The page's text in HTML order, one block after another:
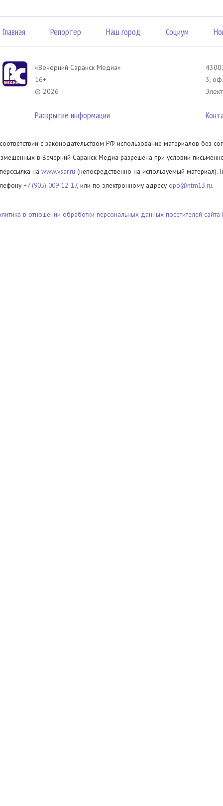
Главная Репортер Наш город Социум
«Вечерний Саранск Mедиа»
16+
© 2026
Раскрытие информации
3,
с законодательством РФ использование материалов без
в Вечерний Саранск Медиа разрешена при условии
на www.vsar.ru (непосредственно на используемый материал).
+7 (905) 009-12-17, или по электронному адресу opo@ntm13.ru.
в отношении обработки персональных данных посетителей